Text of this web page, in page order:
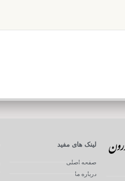
لینک های مفید
صفحه اصلی
درباره ما